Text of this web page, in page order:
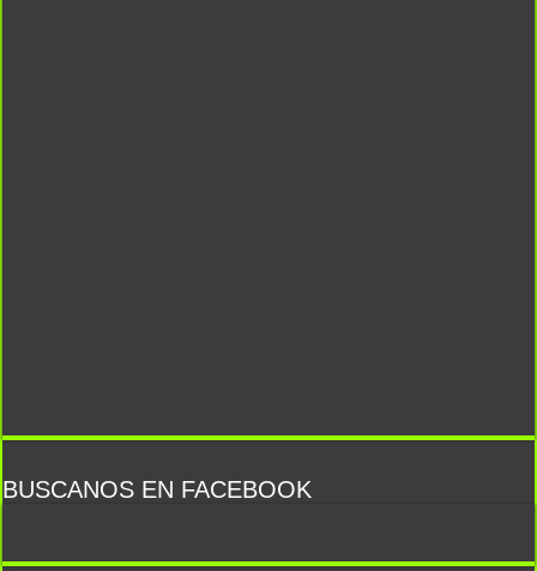
BUSCANOS EN FACEBOOK